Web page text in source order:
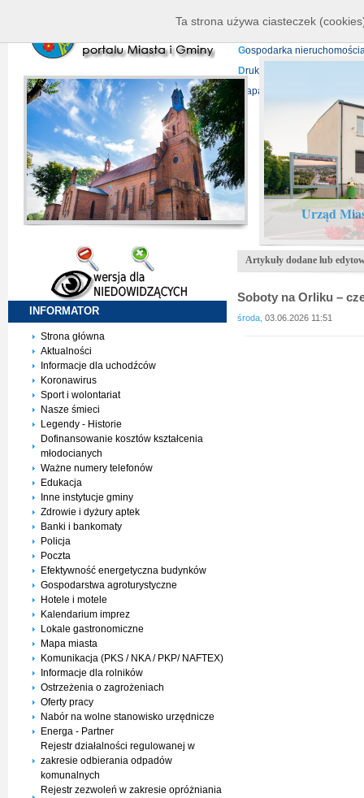
P
rojekty europejskie
Gospodarka
Druki do pobrania
Mapa serwisu
Urząd
INFORMATOR
Strona główna
Aktualności
Informacje dla uchodźców
Koronawirus
Sport i wolontariat
Nasze śmieci
Legendy - Historie
Dofinansowanie kosztów kształcenia
młodocianych
Ważne numery telefonów
Edukacja
Inne instytucje gminy
Zdrowie i dyżury aptek
Banki i bankomaty
Policja
Poczta
Efektywność energetyczna budynków
Gospodarstwa agroturystyczne
Hotele i motele
Kalendarium imprez
Lokale gastronomiczne
Mapa miasta
Komunikacja (PKS / NKA / PKP/ NAFTEX)
Informacje dla rolników
Ostrzeżenia o zagrożeniach
Oferty pracy
Nabór na wolne stanowisko urzędnicze
Energa - Partner
Rejestr działalności regulowanej w
zakresie odbierania odpadów
komunalnych
Rejestr zezwoleń w zakresie opróżniania
Artykuły dodane lub
Soboty na Orliku –
środa, 03.06.2026 11:51
Ta strona używa ciasteczek